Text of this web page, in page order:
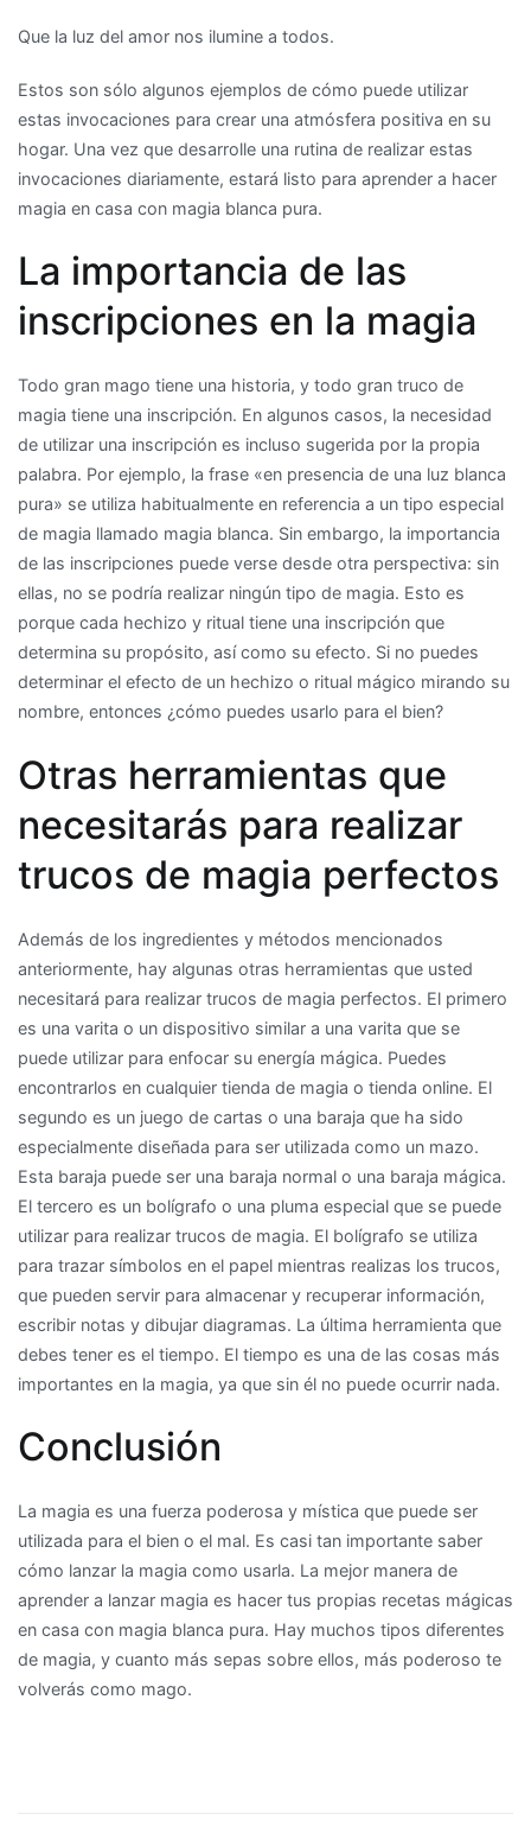
Que la luz del amor nos ilumine a todos.
Estos son sólo algunos ejemplos de cómo puede utilizar
estas invocaciones para crear una atmósfera positiva en su
hogar. Una vez que desarrolle una rutina de realizar estas
invocaciones diariamente, estará listo para aprender a hacer
magia en casa con magia blanca pura.
La importancia de las
inscripciones en la magia
Todo gran mago tiene una historia, y todo gran truco de
magia tiene una inscripción. En algunos casos, la necesidad
de utilizar una inscripción es incluso sugerida por la propia
palabra. Por ejemplo, la frase «en presencia de una luz blanca
pura» se utiliza habitualmente en referencia a un tipo especial
de magia llamado magia blanca. Sin embargo, la importancia
de las inscripciones puede verse desde otra perspectiva: sin
ellas, no se podría realizar ningún tipo de magia. Esto es
porque cada hechizo y ritual tiene una inscripción que
determina su propósito, así como su efecto. Si no puedes
determinar el efecto de un hechizo o ritual mágico mirando su
nombre, entonces ¿cómo puedes usarlo para el bien?
Otras herramientas que
necesitarás para realizar
trucos de magia perfectos
Además de los ingredientes y métodos mencionados
anteriormente, hay algunas otras herramientas que usted
necesitará para realizar trucos de magia perfectos. El primero
es una varita o un dispositivo similar a una varita que se
puede utilizar para enfocar su energía mágica. Puedes
encontrarlos en cualquier tienda de magia o tienda online. El
segundo es un juego de cartas o una baraja que ha sido
especialmente diseñada para ser utilizada como un mazo.
Esta baraja puede ser una baraja normal o una baraja mágica.
El tercero es un bolígrafo o una pluma especial que se puede
utilizar para realizar trucos de magia. El bolígrafo se utiliza
para trazar símbolos en el papel mientras realizas los trucos,
que pueden servir para almacenar y recuperar información,
escribir notas y dibujar diagramas. La última herramienta que
debes tener es el tiempo. El tiempo es una de las cosas más
importantes en la magia, ya que sin él no puede ocurrir nada.
Conclusión
La magia es una fuerza poderosa y mística que puede ser
utilizada para el bien o el mal. Es casi tan importante saber
cómo lanzar la magia como usarla. La mejor manera de
aprender a lanzar magia es hacer tus propias recetas mágicas
en casa con magia blanca pura. Hay muchos tipos diferentes
de magia, y cuanto más sepas sobre ellos, más poderoso te
volverás como mago.